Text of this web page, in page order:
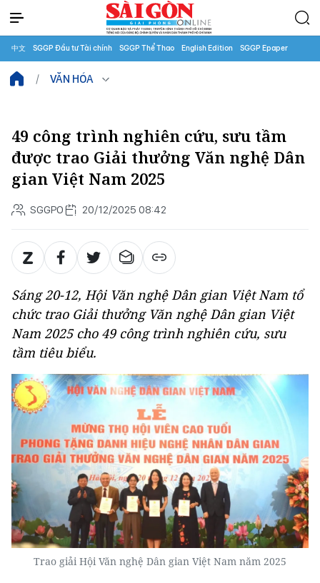
中文 SGGP Đầu tư Tài chính SGGP Thể Thao English Edition SGGP Epaper
VĂN HÓA
49 công trình nghiên cứu, sưu tầm
được trao Giải thưởng Văn nghệ Dân
gian Việt Nam 2025
SGGPO 20/12/2025 08:42
Sáng 20-12, Hội Văn nghệ Dân gian Việt Nam tổ
chức trao Giải thưởng Văn nghệ Dân gian Việt
Nam 2025 cho 49 công trình nghiên cứu, sưu
tầm tiêu biểu.
Trao giải Hội Văn nghệ Dân gian Việt Nam năm 2025